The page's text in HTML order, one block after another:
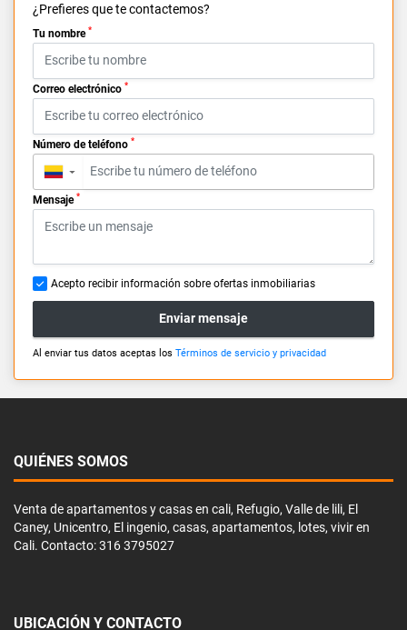
¿Prefieres que te contactemos?
Tu nombre *
Correo electrónico *
Número de teléfono *
▼
Mensaje *
Acepto recibir información sobre ofertas inmobiliarias
Enviar mensaje
Al enviar tus datos aceptas los Términos de servicio y privacidad
QUIÉNES SOMOS
Venta de apartamentos y casas en cali, Refugio, Valle de lili, El
Caney, Unicentro, El ingenio, casas, apartamentos, lotes, vivir en
Cali. Contacto: 316 3795027
UBICACIÓN Y CONTACTO